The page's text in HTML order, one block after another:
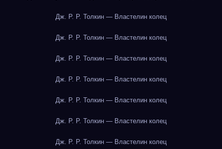
Дж. Р. Р. Толкин — Властелин колец
Дж. Р. Р. Толкин — Властелин колец
Дж. Р. Р. Толкин — Властелин колец
Дж. Р. Р. Толкин — Властелин колец
Дж. Р. Р. Толкин — Властелин колец
Дж. Р. Р. Толкин — Властелин колец
Дж. Р. Р. Толкин — Властелин колец